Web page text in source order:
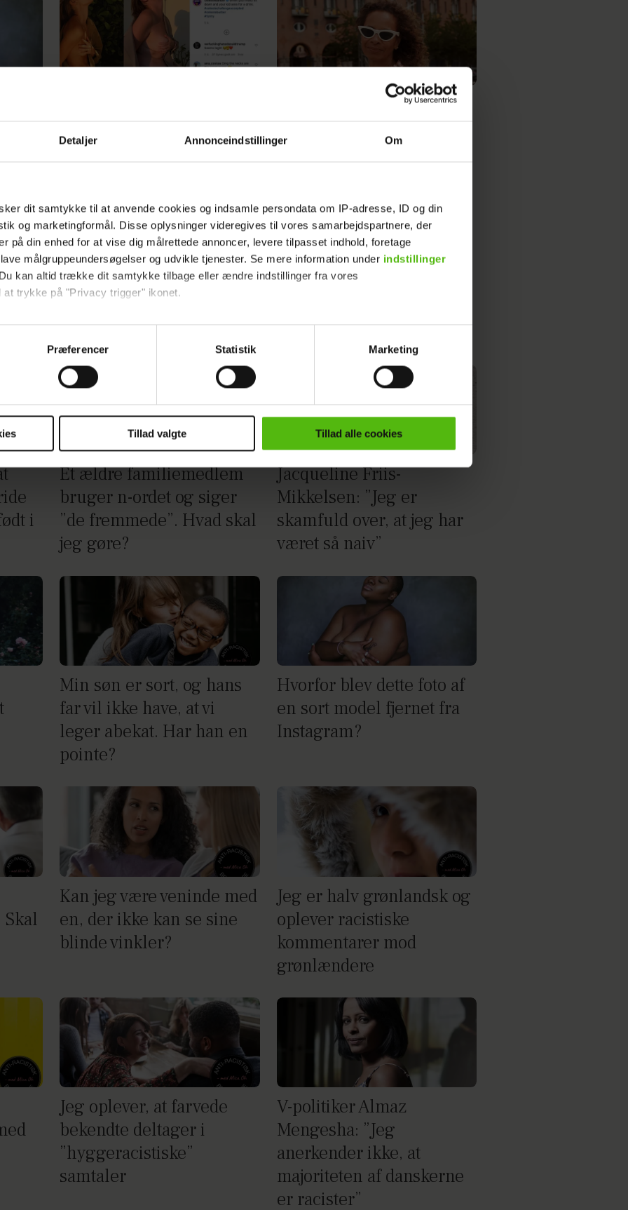
Detaljer Annonceindstillinger Om
dit samtykke til at anvende cookies og indsamle persondata om IP-adresse, ID og din
og marketingformål. Disse oplysninger videregives til vores samarbejdspartnere, der
på din enhed for at vise dig målrettede annoncer, levere tilpasset indhold, foretage
målgruppeundersøgelser og udvikle tjenester. Se mere information under indstillinger
kan altid trække dit samtykke tilbage eller ændre indstillinger fra vores
at trykke på "Privacy trigger" ikonet.
og bruge data for at kunne levere og finansiere relevant journalistisk indhold til dig.
cookies fra tredjeparter til at at optimere dit besøg på vores hjemmeside. Vi indsamler data
behandling af dine personoplysninger i forbindelse hermed i både
Præferencer Statistik Marketing
Tillad valgte Tillad alle cookies
kan
censurerer tykke og sorte
mennesker
De gik over til mine
forældre og spurgte:
"Hvor har I købt hende
Annonce
i
Et ældre familiemedlem
bruger n-ordet og siger
”de fremmede”. Hvad skal
jeg gøre?
Jacqueline Friis-
Mikkelsen: ”Jeg er
skamfuld over, at jeg har
været så naiv”
Min søn er sort, og hans
far vil ikke have, at vi
leger abekat. Har han en
pointe?
Hvorfor blev dette foto af
en sort model fjernet fra
Instagram?
Kan jeg være veninde med
en, der ikke kan se sine
blinde vinkler?
Jeg er halv grønlandsk og
oplever racistiske
kommentarer mod
grønlændere
Jeg oplever, at farvede
bekendte deltager i
”hyggeracistiske”
samtaler
V-politiker Almaz
Mengesha: ”Jeg
anerkender ikke, at
majoriteten af danskerne
er racister”